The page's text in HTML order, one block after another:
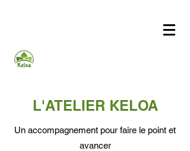
L'ATELIER KELOA
Un accompagnement pour faire le point et
avancer